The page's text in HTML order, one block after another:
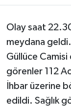
Olay saat
meydana geldi.
Güllüce Camisi
görenler 112
İhbar üzerine
edildi. Sağlık